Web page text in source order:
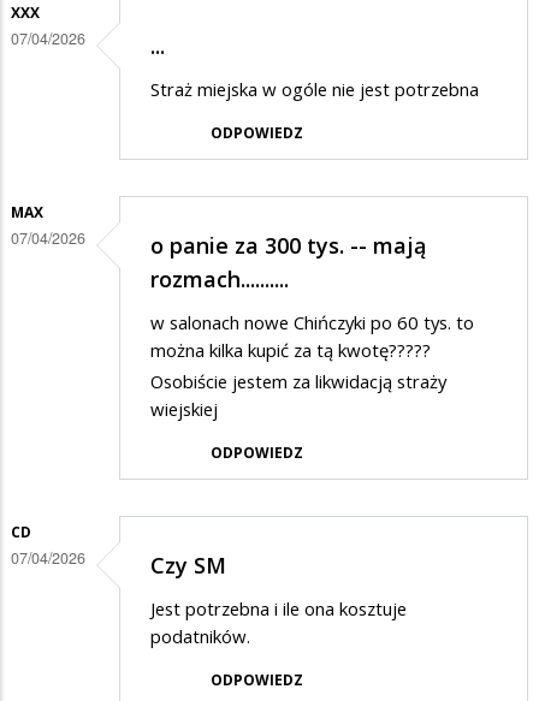
XXX
07/04/2026 ...
Straż miejska w ogóle nie jest potrzebna
ODPOWIEDZ
MAX
07/04/2026
o panie za 300 tys. -- mają
rozmach..........
w salonach nowe Chińczyki po 60 tys. to
można kilka kupić za tą kwotę?????
Osobiście jestem za likwidacją straży
wiejskiej
ODPOWIEDZ
CD
07/04/2026 Czy SM
Jest potrzebna i ile ona kosztuje
podatników.
ODPOWIEDZ